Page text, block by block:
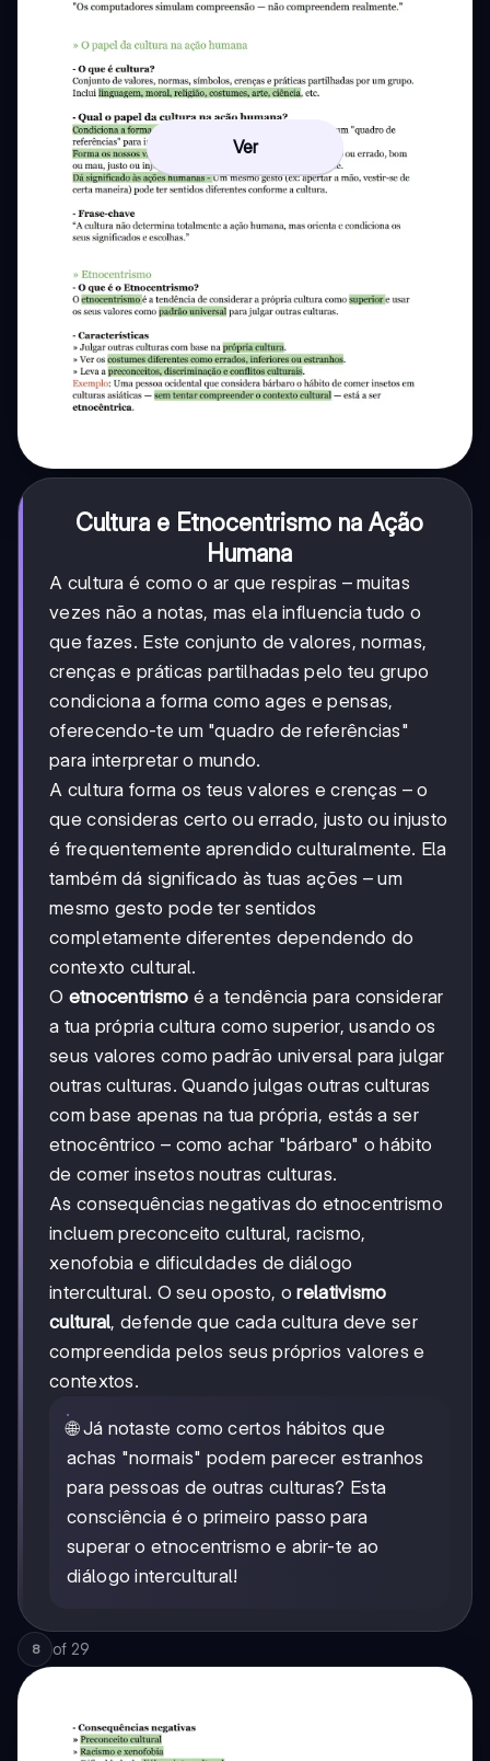
Ver
Cultura e Etnocentrismo na Ação
Humana
A cultura é como o ar que respiras – muitas
vezes não a notas, mas ela influencia tudo o
que fazes. Este conjunto de valores, normas,
crenças e práticas partilhadas pelo teu grupo
condiciona a forma como ages e pensas,
oferecendo-te um "quadro de referências"
para interpretar o mundo.
A cultura forma os teus valores e crenças – o
que consideras certo ou errado, justo ou injusto
é frequentemente aprendido culturalmente. Ela
também dá significado às tuas ações – um
mesmo gesto pode ter sentidos
completamente diferentes dependendo do
contexto cultural.
O etnocentrismo é a tendência para considerar
a tua própria cultura como superior, usando os
seus valores como padrão universal para julgar
outras culturas. Quando julgas outras culturas
com base apenas na tua própria, estás a ser
etnocêntrico – como achar "bárbaro" o hábito
de comer insetos noutras culturas.
As consequências negativas do etnocentrismo
incluem preconceito cultural, racismo,
xenofobia e dificuldades de diálogo
intercultural. O seu oposto, orelativismo
cultural, defende que cada cultura deve ser
compreendida pelos seus próprios valores e
contextos.
🌐 Já notaste como certos hábitos que
achas "normais" podem parecer estranhos
para pessoas de outras culturas? Esta
consciência é o primeiro passo para
superar o etnocentrismo e abrir-te ao
diálogo intercultural!
8 of 29